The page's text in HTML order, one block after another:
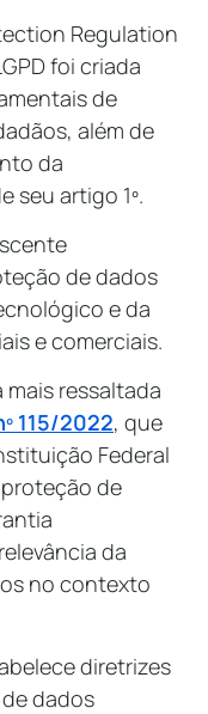
Regulation
foi criada
de
além de
da
seu artigo 1º.
de dados
e da
e comerciais.
mais ressaltada
115/2022, que
Federal
de
da
no contexto
diretrizes
dados